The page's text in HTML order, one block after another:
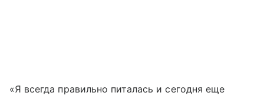
«Я всегда правильно питалась и сегодня еще